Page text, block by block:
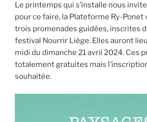
du
Ry-
Ponet »
Le printemps qui s’installe nous
pour ce faire, la Plateforme Ry-Ponet
trois promenades guidées, inscrites
festival Nourrir Liège. Elles auront
midi du dimanche 21 avril 2024. Ces
totalement gratuites mais
souhaitée.